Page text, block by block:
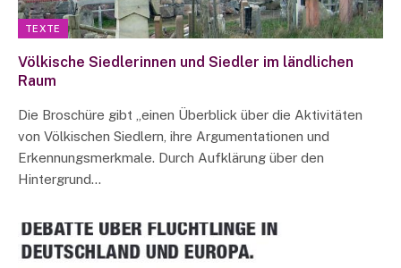
TEXTE
Völkische Siedlerinnen und Siedler im ländlichen
Raum
Die Broschüre gibt „einen Überblick über die Aktivitäten
von Völkischen Siedlern, ihre Argumentationen und
Erkennungsmerkmale. Durch Aufklärung über den
Hintergrund…